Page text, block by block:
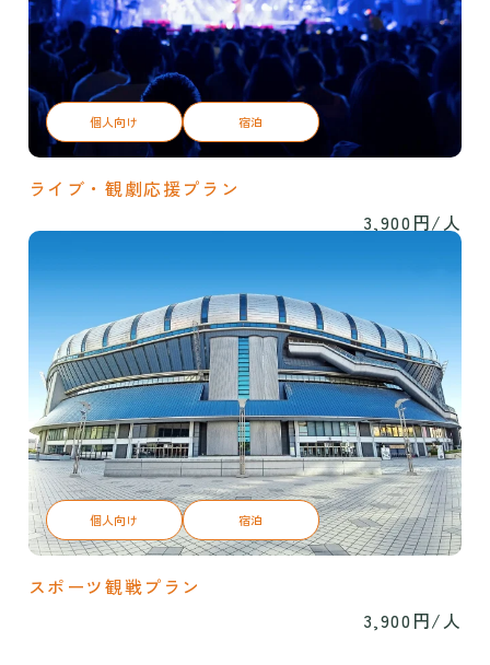
個人向け 宿泊
ライブ・観劇応援プラン
3,900円/人
個人向け 宿泊
スポーツ観戦プラン
3,900円/人